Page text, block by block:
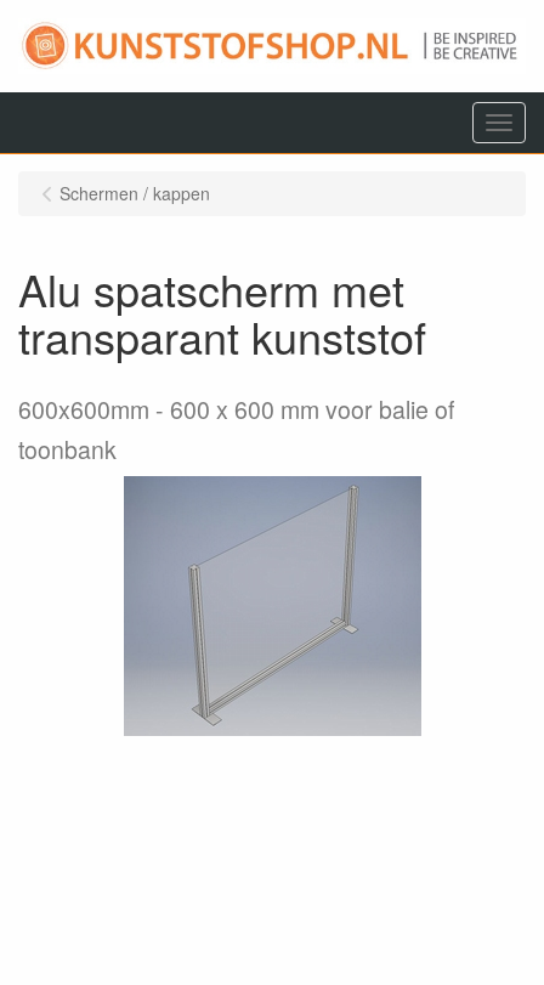
Menu
Schermen / kappen
Alu spatscherm met
transparant kunststof
600x600mm
600 x 600 mm voor balie of
toonbank